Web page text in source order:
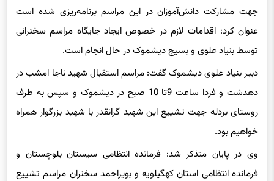
جهت مشارکت دانش‌آموزان در این مراسم برنامه‌ریزی شده است
عنوان کرد: اقدامات لازم در خصوص ایجاد جایگاه مراسم سخنرانی
توسط بنیاد علوی و بسیج دیشموک در حال انجام است.
دبیر بنیاد علوی دیشموک گفت: مراسم استقبال شهید ناجا امشب در
دهدشت و فردا ساعت 9تا 10 صبح در دیشموک و سپس به طرف
روستایبردله جهت تشییع این شهید گرانقدر با شهید بزرگوار همراه
خواهیم بود.
وی در پایان متذکر شد: فرمانده انتظامی سیستان بلوچستان و
فرمانده انتظامی استان کهگیلویه و بویراحمد سخنران مراسم تشییع